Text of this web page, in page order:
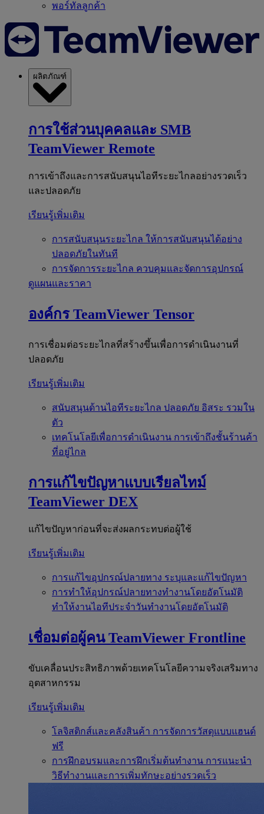
พอร์ทัลลูกค้า
ผลิตภัณฑ์
การใช้ส่วนบุคคลและ SMB
TeamViewer Remote
การเข้าถึงและการสนับสนุนไอทีระยะไกลอย่างรวดเร็ว
และปลอดภัย
เรียนรู้เพิ่มเติม
การสนับสนุนระยะไกล ให้การสนับสนุนได้อย่าง
ปลอดภัยในทันที
การจัดการระยะไกล ควบคุมและจัดการอุปกรณ์
ดูแผนและราคา
องค์กร TeamViewer Tensor
การเชื่อมต่อระยะไกลที่สร้างขึ้นเพื่อการดำเนินงานที่
ปลอดภัย
เรียนรู้เพิ่มเติม
สนับสนุนด้านไอทีระยะไกล ปลอดภัย อิสระ รวมใน
ตัว
เทคโนโลยีเพื่อการดำเนินงาน การเข้าถึงชั้นร้านค้า
ที่อยู่ไกล
การแก้ไขปัญหาแบบเรียลไทม์
TeamViewer DEX
แก้ไขปัญหาก่อนที่จะส่งผลกระทบต่อผู้ใช้
เรียนรู้เพิ่มเติม
การแก้ไขอุปกรณ์ปลายทาง ระบุและแก้ไขปัญหา
การทำให้อุปกรณ์ปลายทางทำงานโดยอัตโนมัติ
ทำให้งานไอทีประจำวันทำงานโดยอัตโนมัติ
เชื่อมต่อผู้คน TeamViewer Frontline
ขับเคลื่อนประสิทธิภาพด้วยเทคโนโลยีความจริงเสริมทาง
อุตสาหกรรม
เรียนรู้เพิ่มเติม
โลจิสติกส์และคลังสินค้า การจัดการวัสดุแบบแฮนด์
ฟรี
การฝึกอบรมและการฝึกเริ่มต้นทำงาน การแนะนำ
วิธีทำงานและการเพิ่มทักษะอย่างรวดเร็ว